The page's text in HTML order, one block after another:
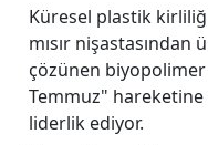
Küresel plastik
mısır
çözünen
Temmuz"
liderlik ediyor.